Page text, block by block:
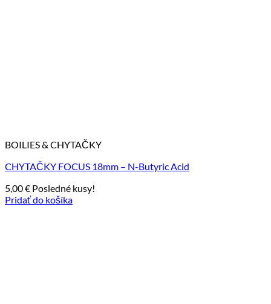
BOILIES & CHYTAČKY
CHYTAČKY FOCUS 18mm – N-Butyric Acid
5,00€ Posledné kusy!
Pridať do košíka